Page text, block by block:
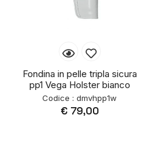
Fondina in pelle tripla sicura
pp1 Vega Holster bianco
Codice : dmvhpp1w
€ 79,00